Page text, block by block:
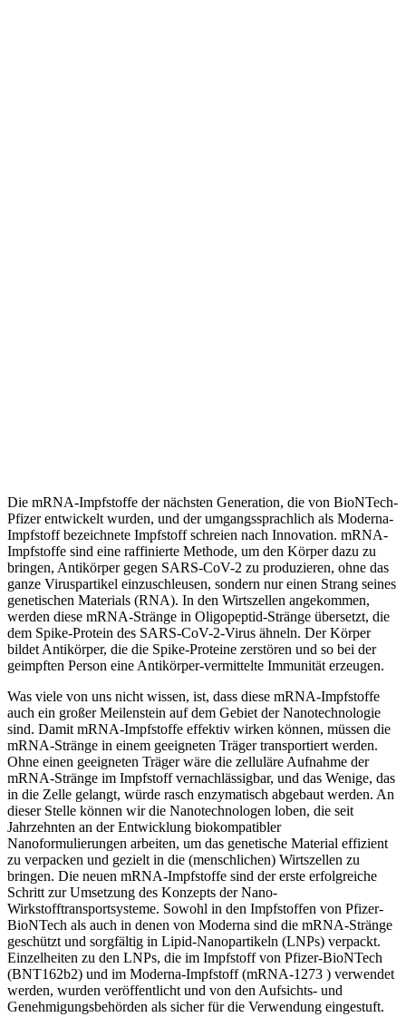
Die mRNA-Impfstoffe der nächsten Generation, die von BioNTech-
Pfizer entwickelt wurden, und der umgangssprachlich als Moderna-
Impfstoff bezeichnete Impfstoff schreien nach Innovation. mRNA-
Impfstoffe sind eine raffinierte Methode, um den Körper dazu zu
bringen, Antikörper gegen SARS-CoV-2 zu produzieren, ohne das
ganze Viruspartikel einzuschleusen, sondern nur einen Strang seines
genetischen Materials (RNA). In den Wirtszellen angekommen,
werden diese mRNA-Stränge in Oligopeptid-Stränge übersetzt, die
dem Spike-Protein des SARS-CoV-2-Virus ähneln. Der Körper
bildet Antikörper, die die Spike-Proteine zerstören und so bei der
geimpften Person eine Antikörper-vermittelte Immunität erzeugen.
Was viele von uns nicht wissen, ist, dass diese mRNA-Impfstoffe
auch ein großer Meilenstein auf dem Gebiet der Nanotechnologie
sind. Damit mRNA-Impfstoffe effektiv wirken können, müssen die
mRNA-Stränge in einem geeigneten Träger transportiert werden.
Ohne einen geeigneten Träger wäre die zelluläre Aufnahme der
mRNA-Stränge im Impfstoff vernachlässigbar, und das Wenige, das
in die Zelle gelangt, würde rasch enzymatisch abgebaut werden. An
dieser Stelle können wir die Nanotechnologen loben, die seit
Jahrzehnten an der Entwicklung biokompatibler
Nanoformulierungen arbeiten, um das genetische Material effizient
zu verpacken und gezielt in die (menschlichen) Wirtszellen zu
bringen. Die neuen mRNA-Impfstoffe sind der erste erfolgreiche
Schritt zur Umsetzung des Konzepts der Nano-
Wirkstofftransportsysteme. Sowohl in den Impfstoffen von Pfizer-
BioNTech als auch in denen von Moderna sind die mRNA-Stränge
geschützt und sorgfältig in Lipid-Nanopartikeln (LNPs) verpackt.
Einzelheiten zu den LNPs, die im Impfstoff von Pfizer-BioNTech
(BNT162b2) und im Moderna-Impfstoff (mRNA-1273 ) verwendet
werden, wurden veröffentlicht und von den Aufsichts- und
Genehmigungsbehörden als sicher für die Verwendung eingestuft.